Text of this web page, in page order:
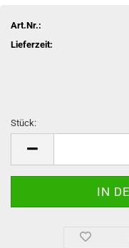
Art.Nr.:
Lieferzeit:
Stück: